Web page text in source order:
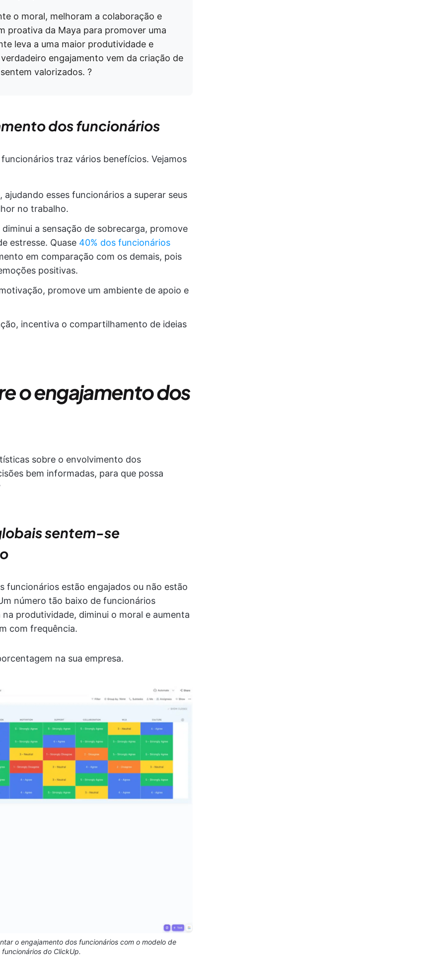
o moral, melhoram a colaboração e
proativa da Maya para promover uma
leva a uma maior produtividade e
engajamento vem da criação de
valorizados. ?
dos funcionários
traz vários benefícios. Vejamos
esses funcionários a superar seus
no trabalho.
diminui a sensação de sobrecarga, promove
estresse. Quase 40% dos funcionários
em comparação com os demais, pois
positivas.
promove um ambiente de apoio e
incentiva o compartilhamento de ideias
o engajamento dos
sobre o envolvimento dos
bem informadas, para que possa
sentem-se
funcionários estão engajados ou não estão
número tão baixo de funcionários
produtividade, diminui o moral e aumenta
com frequência.
na sua empresa.
o engajamento dos funcionários com o modelo de
do ClickUp.